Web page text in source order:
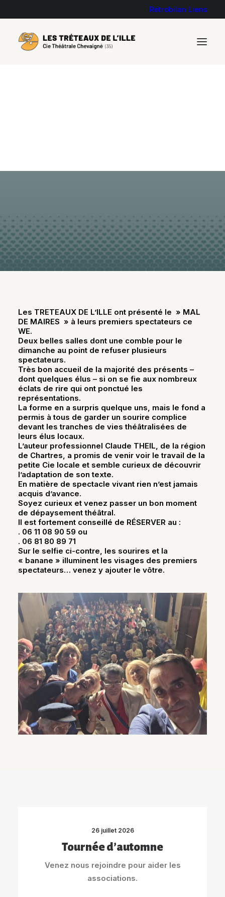
Rétrobilan Liens
Les TRETEAUX DE L’ILLE ont présenté le » MAL
DE MAIRES » à leurs premiers spectateurs ce
WE.
Deux belles salles dont une comble pour le
dimanche au point de refuser plusieurs
spectateurs.
Très bon accueil de la majorité des présents –
dont quelques élus – si on se fie aux nombreux
éclats de rire qui ont ponctué les
représentations.
La forme en a surpris quelque uns, mais le fond a
permis à tous de garder un sourire complice
devant les tranches de vies théâtralisées de
leurs élus locaux.
L’auteur professionnel Claude THEIL, de la région
de Chartres, a promis de venir voir le travail de la
petite Cie locale et semble curieux de découvrir
l’adaptation de son texte.
En matière de spectacle vivant rien n’est jamais
acquis d’avance.
Soyez curieux et venez passer un bon moment
de dépaysement théâtral.
Il est fortement conseillé de RÉSERVER au :
. 06 11 08 90 59 ou
. 06 81 80 89 71
Sur le selfie ci-contre, les sourires et la
« banane » illuminent les visages des premiers
spectateurs… venez y ajouter le vôtre.
26 juillet 2026
Tournée d’automne
Venez nous rejoindre pour aider les
associations.